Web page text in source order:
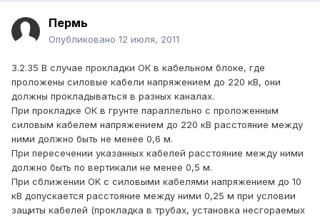
Пермь
Опубликовано 12 июля, 2011
3.2.35 В случае прокладки ОК в кабельном блоке, где
проложены силовые кабели напряжением до 220 кВ, они
должны прокладываться в разных каналах.
При прокладке ОК в грунте параллельно с проложенным
силовым кабелем напряжением до 220 кВ расстояние между
ними должно быть не менее 0,6 м.
При пересечении указанных кабелей расстояние между ними
должно быть по вертикали не менее 0,5 м.
При сближении OK с силовыми кабелями напряжением до 10
кВ допускается расстояние между ними 0,25 м при условии
защиты кабелей (прокладка в трубах, установка несгораемых